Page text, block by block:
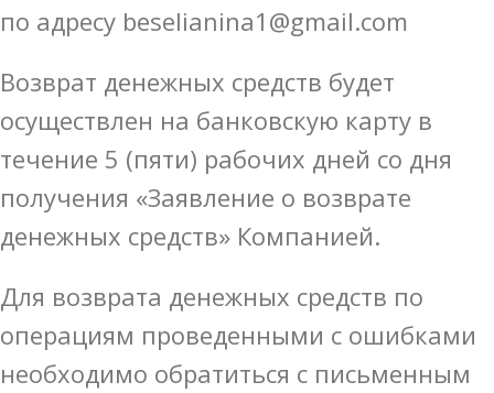
по адресу beselianina1@gmail.com
Возврат денежных средств будет
осуществлен на банковскую карту в
течение 5 (пяти) рабочих дней со дня
получения «Заявление о возврате
денежных средств» Компанией.
Для возврата денежных средств по
операциям проведенными с ошибками
необходимо обратиться с письменным